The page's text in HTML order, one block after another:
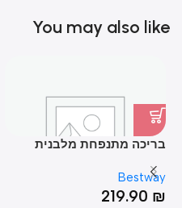
You may also like
בריכה מתנפחת מלבנית
מידות 3.5X1.83X56
Bestway
219.90 ₪